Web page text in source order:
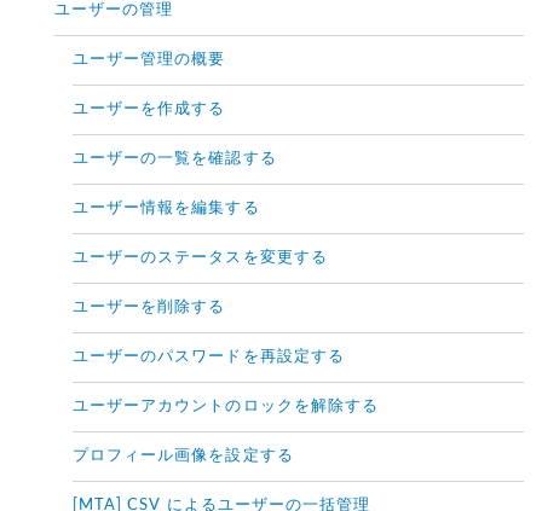
ユーザーの管理
ユーザー管理の概要
ユーザーを作成する
ユーザーの一覧を確認する
ユーザー情報を編集する
ユーザーのステータスを変更する
ユーザーを削除する
ユーザーのパスワードを再設定する
ユーザーアカウントのロックを解除する
プロフィール画像を設定する
[MTA] CSV によるユーザーの一括管理